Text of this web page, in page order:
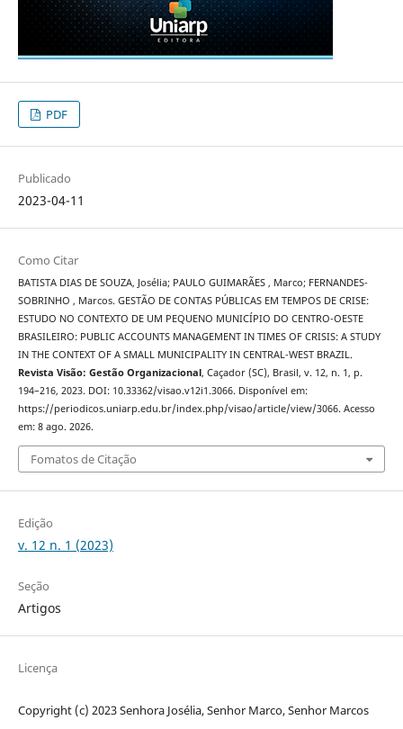
PDF
Publicado
2023-04-11
Como Citar
BATISTA DIAS DE SOUZA, Josélia; PAULO GUIMARÃES , Marco; FERNANDES-
SOBRINHO , Marcos. GESTÃO DE CONTAS PÚBLICAS EM TEMPOS DE CRISE:
ESTUDO NO CONTEXTO DE UM PEQUENO MUNICÍPIO DO CENTRO-OESTE
BRASILEIRO: PUBLIC ACCOUNTS MANAGEMENT IN TIMES OF CRISIS: A STUDY
IN THE CONTEXT OF A SMALL MUNICIPALITY IN CENTRAL-WEST BRAZIL.
Revista Visão: Gestão Organizacional, Caçador (SC), Brasil, v. 12, n. 1, p.
194–216, 2023. DOI: 10.33362/visao.v12i1.3066. Disponível em:
https://periodicos.uniarp.edu.br/index.php/visao/article/view/3066. Acesso
em: 8 ago. 2026.
Fomatos de Citação
Edição
v. 12 n. 1 (2023)
Seção
Artigos
Licença
Copyright (c) 2023 Senhora Josélia, Senhor Marco, Senhor Marcos